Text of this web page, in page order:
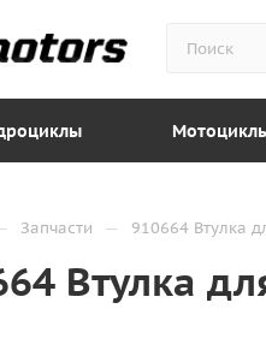
Запчасти — 910664 Втулка
Втулка